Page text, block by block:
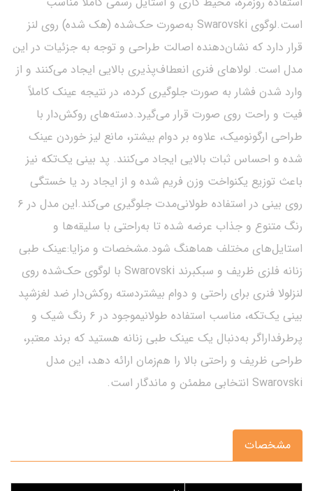
است.لوگوی Swarovski به‌صورت حک‌شده (هک شده) روی لنز
قرار دارد که نشان‌دهنده اصالت طراحی و توجه به جزئیات در این
مدل است. لولاهای فنری انعطاف‌پذیری بالایی ایجاد می‌کنند و از
وارد شدن فشار به صورت جلوگیری کرده، در نتیجه عینک کاملاً
فیت و راحت روی صورت قرار می‌گیرد.دسته‌های روکش‌دار با
طراحی ارگونومیک، علاوه بر دوام بیشتر، مانع لیز خوردن عینک
شده و احساس ثبات بالایی ایجاد می‌کنند. پد بینی یک‌تکه نیز
باعث توزیع یکنواخت وزن فریم شده و از ایجاد رد یا خستگی
روی بینی در استفاده طولانی‌مدت جلوگیری می‌کند.این مدل در ۶
رنگ متنوع و جذاب عرضه شده تا به‌راحتی با سلیقه‌ها و
استایل‌های مختلف هماهنگ شود.مشخصات و مزایا:عینک طبی
زنانه فلزی ظریف و سبکبرند Swarovski با لوگوی حک‌شده روی
لنزلولا فنری برای راحتی و دوام بیشتردسته روکش‌دار ضد لغزشپد
بینی یک‌تکه، مناسب استفاده طولانیموجود در ۶ رنگ شیک و
پرطرفداراگر به‌دنبال یک عینک طبی زنانه هستید که برند معتبر،
طراحی ظریف و راحتی بالا را هم‌زمان ارائه دهد، این مدل
Swarovski انتخابی مطمئن و ماندگار است.
مشخصات